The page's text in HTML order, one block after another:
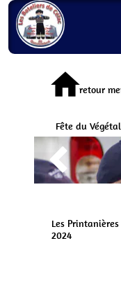
homeretour
Fête du

Les Printanières
2024